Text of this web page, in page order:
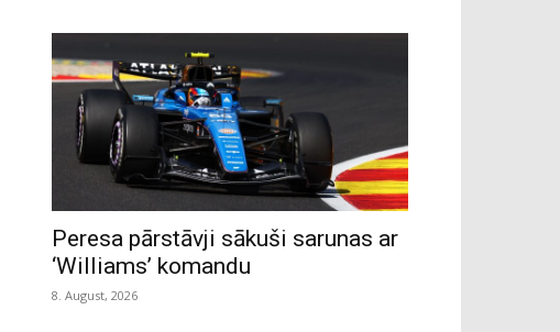
Peresa pārstāvji sākuši sarunas ar
‘Williams’ komandu
8. August, 2026